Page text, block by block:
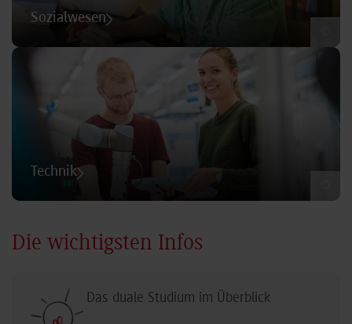
Sozialwesen
Technik
Die wichtigsten Infos
Das duale Studium im Überblick